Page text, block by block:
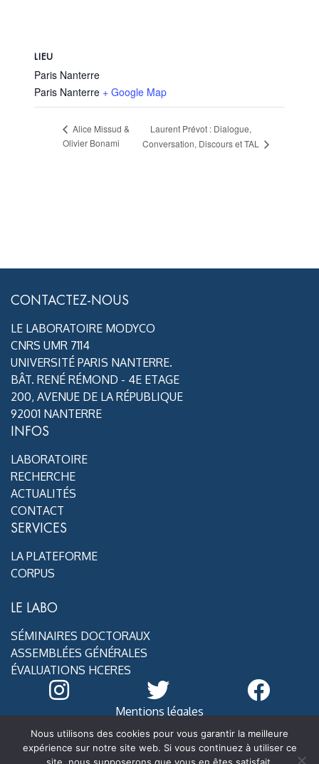
LIEU
Paris Nanterre
Paris Nanterre + Google Map
Alice Missud &
Olivier Bonami
Laurent Prévot : Dialogue,
Conversation, Discours et TAL
CONTACTEZ-NOUS
LE LABORATOIRE MODYCO
CNRS UMR 7114
UNIVERSITÉ PARIS NANTERRE.
BÂT. RENÉ RÉMOND - 4E ETAGE
200, AVENUE DE LA RÉPUBLIQUE
92001 NANTERRE
INFOS
LABORATOIRE
RECHERCHE
ACTUALITÉS
CONTACT
SERVICES
LA PLATEFORME
CORPUS
LE LABO
SÉMINAIRES DOCTORAUX
ASSEMBLÉES GÉNÉRALES
ÉVALUATIONS HCERES
Mentions légales
@ MoDyCo 2020
Nous utilisons des cookies pour vous garantir la meilleure
expérience sur notre site web. Si vous continuez à utiliser ce